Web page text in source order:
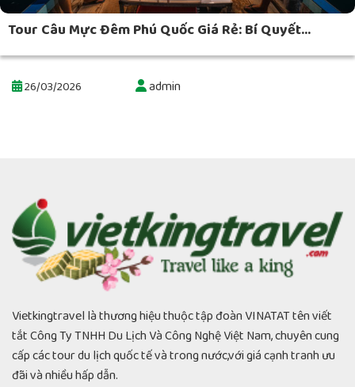
Tour Câu Mực Đêm Phú Quốc Giá Rẻ: Bí Quyết...
26/03/2026 admin
Vietkingtravel là thương hiệu thuộc tập đoàn VINATAT tên viết
tắt Công Ty TNHH Du Lịch Và Công Nghệ Việt Nam, chuyên cung
cấp các tour du lịch quốc tế và trong nước,với giá cạnh tranh ưu
đãi và nhiều hấp dẫn.